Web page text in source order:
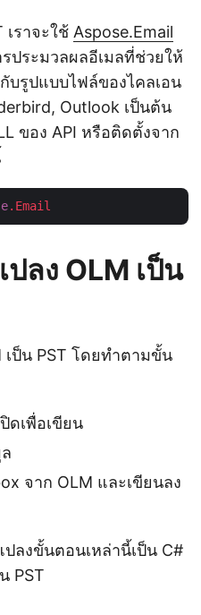
เราจะใช้ Aspose.Email
ประมวลผลอีเมลที่ช่วยให้
บรูปแบบไฟล์ของไคลเอน
Outlook เป็นต้น
ของ API หรือติดตั้งจาก
.Email
ลง OLM เป็น
เป็น PST โดยทำตามขั้น
ดเพื่อเขียน
จาก OLM และเขียนลง
ลงขั้นตอนเหล่านี้เป็น C#
PST